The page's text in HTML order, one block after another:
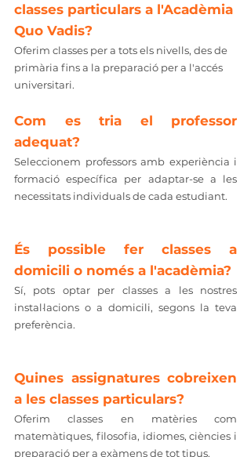
classes particulars a l'Acadèmia
Quo Vadis?
Oferim classes per a tots els nivells, des de
primària fins a la preparació per a l'accés
universitari.
Com es tria el professor
adequat?
Seleccionem professors amb experiència i
formació específica per adaptar-se a les
necessitats individuals de cada estudiant.
És possible fer classes a
domicili o només a l'acadèmia?
Sí, pots optar per classes a les nostres
instal·lacions o a domicili, segons la teva
preferència.
Quines assignatures cobreixen
a les classes particulars?
Oferim classes en matèries com
matemàtiques, filosofia, idiomes, ciències i
preparació per a exàmens de tot tipus.